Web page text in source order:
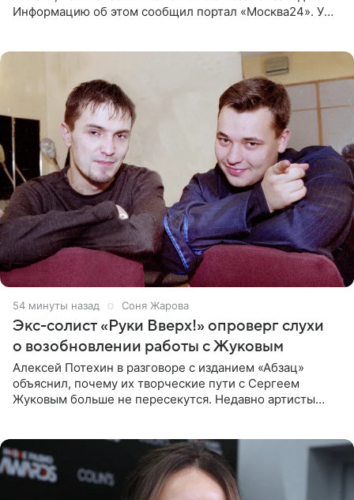
Информацию об этом сообщил портал «Москва24». У
54 минуты назад Соня Жарова
Экс-солист «Руки Вверх!» опроверг слухи
о возобновлении работы с Жуковым
Алексей Потехин в разговоре с изданием «Абзац»
объяснил, почему их творческие пути с Сергеем
Жуковым больше не пересекутся. Недавно артисты